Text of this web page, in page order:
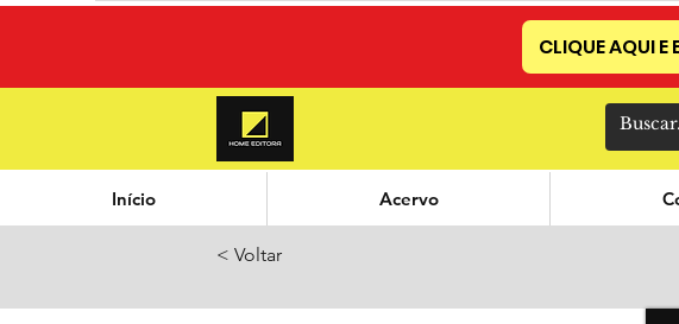
CLIQUE AQUI E
Início Acervo
< Voltar